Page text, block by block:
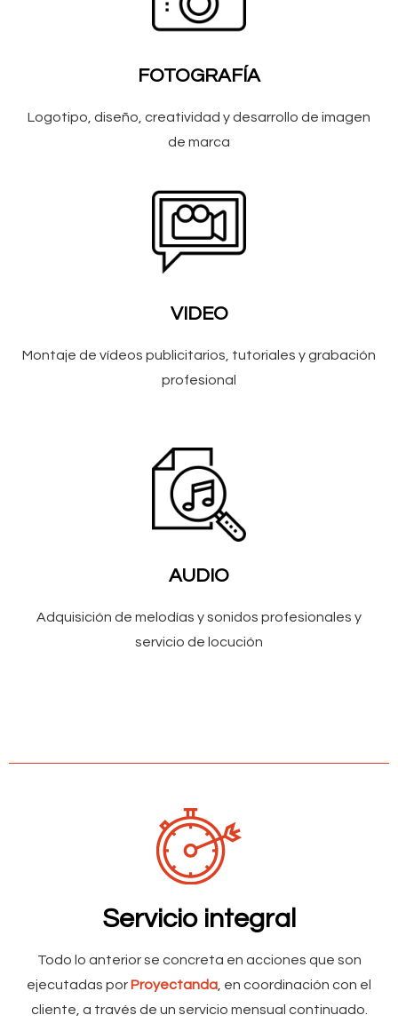
FOTOGRAFÍA
Logotipo, diseño, creatividad y desarrollo de imagen
de marca
VIDEO
Montaje de vídeos publicitarios, tutoriales y grabación
profesional
AUDIO
Adquisición de melodías y sonidos profesionales y
servicio de locución
Servicio integral
Todo lo anterior se concreta en acciones que son
ejecutadas por Proyectanda, en coordinación con el
cliente, a través de un servicio mensual continuado.